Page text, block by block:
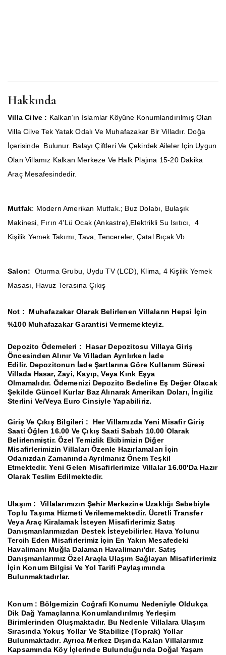
Hakkında
Villa Cilve : Kalkan’ın İslamlar Köyüne Konumlandırılmış Olan
Villa Cilve Tek Yatak Odalı Ve Muhafazakar Bir Villadır. Doğa
İçerisinde Bulunur. Balayı Çiftleri Ve Çekirdek Aileler Için Uygun
Olan Villamız Kalkan Merkeze Ve Halk Plajına 15-20 Dakika
Araç Mesafesindedir.
Mutfak: Modern Amerikan Mutfak. ; Buz Dolabı, Bulaşık
Makinesi, Fırın 4’lü Ocak (ankastre),Elektrikli Su Isıtıcı, 4
Kişilik Yemek Takımı, Tava, Tencereler, Çatal Bıçak Vb.
Salon:
Oturma Grubu, Uydu TV (LCD), Klima, 4 Kişilik Yemek
Masası, Havuz Terasına Çıkış
Not : Muhafazakar Olarak Belirlenen Villaların Hepsi İçin
%100 Muhafazakar Garantisi Vermemekteyiz.
Depozito Ödemeleri : Hasar Depozitosu Villaya Giriş
Öncesinden Alınır Ve Villadan Ayrılırken İade
Edilir. Depozitonun İade Şartlarına Göre Kullanım Süresi
Villada Hasar, Zayi, Kayıp, Veya Kırık Eşya
Olmamalıdır. Ödemenizi Depozito Bedeline Eş Değer Olacak
Şekilde Güncel Kurlar Baz Alınarak Amerikan Doları, İngiliz
Sterlini Ve/Veya Euro Cinsiyle Yapabiliriz.
Giriş Ve Çıkış Bilgileri : Her Villamızda Yeni Misafir Giriş
Saati Öğlen 16.00 Ve Çıkış Saati Sabah 10.00 Olarak
Belirlenmiştir.Özel Temizlik Ekibimizin Diğer
Misafirlerimizin Villaları Özenle Hazırlamaları İçin
Odanızdan Zamanında Ayrılmanız Önem Teşkil
Etmektedir.Yeni Gelen Misafirlerimize Villalar 16.00'Da Hazır
Olarak Teslim Edilmektedir.
Ulaşım : Villalarımızın Şehir Merkezine Uzaklığı Sebebiyle
Toplu Taşıma Hizmeti Verilememektedir. Ücretli Transfer
Veya Araç Kiralamak İsteyen Misafirlerimiz Satış
Danışmanlarımızdan Destek İsteyebilirler. Hava Yolunu
Tercih Eden Misafirlerimiz İçin En Yakın Mesafedeki
Havalimanı Muğla Dalaman Havalimanı'dır.Satış
Danışmanlarımız Özel Araçla Ulaşım Sağlayan Misafirlerimiz
İçin Konum Bilgisi Ve Yol Tarifi Paylaşımında
Bulunmaktadırlar.
Konum: Bölgemizin Coğrafi Konumu Nedeniyle Oldukça
Dik Dağ Yamaçlarına Konumlandırılmış Yerleşim
Birimlerinden Oluşmaktadır. Bu Nedenle Villalara Ulaşım
Sırasında Yokuş Yollar Ve Stabilize (Toprak) Yollar
Bulunmaktadır. Ayrıca Merkez Dışında Kalan Villalarımız
Kapsamında Köy İçlerinde Bulunduğunda Doğal Yaşam